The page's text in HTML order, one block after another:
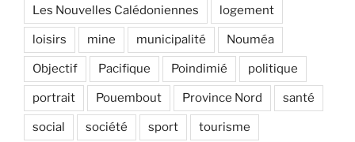
Les Nouvelles Calédoniennes logement
loisirs mine municipalité Nouméa
Objectif Pacifique Poindimié politique
portrait Pouembout Province Nord santé
social société sport tourisme